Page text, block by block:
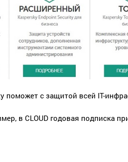
поможет с защитой всей IT-
в CLOUD годовая подписка